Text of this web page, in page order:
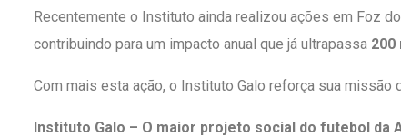
Recentemente o Instituto ainda realizou ações em Foz
contribuindo para um impacto anual que já ultrapassa 200
Com mais esta ação, o Instituto Galo reforça sua
Instituto Galo – O maior projeto social do futebol da